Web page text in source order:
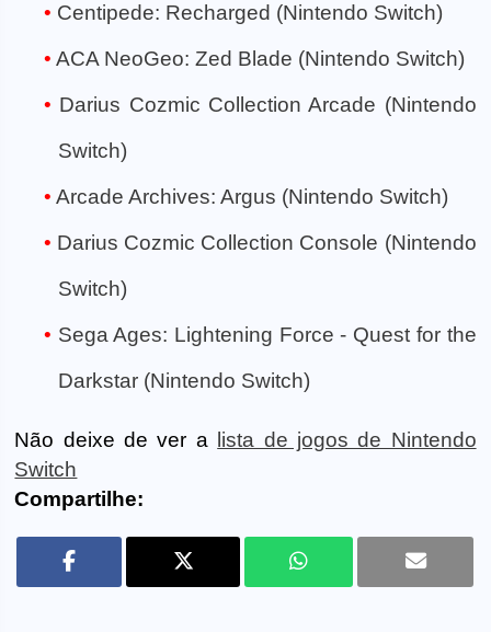
Centipede: Recharged (Nintendo Switch)
ACA NeoGeo: Zed Blade (Nintendo Switch)
Darius Cozmic Collection Arcade (Nintendo
Switch)
Arcade Archives: Argus (Nintendo Switch)
Darius Cozmic Collection Console (Nintendo
Switch)
Sega Ages: Lightening Force - Quest for the
Darkstar (Nintendo Switch)
Não deixe de ver a
lista de jogos de Nintendo
Switch
Compartilhe: